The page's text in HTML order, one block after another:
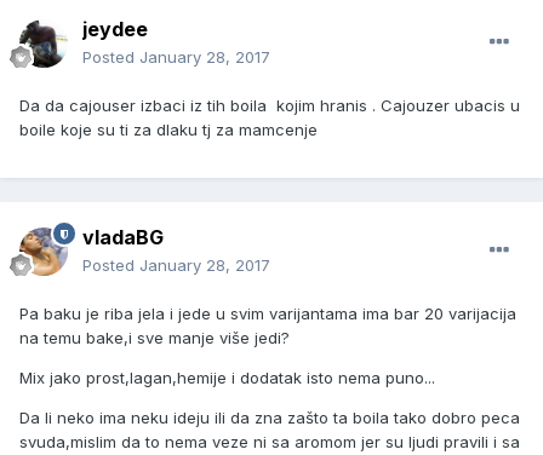
jeydee
Posted January 28, 2017
Da da cajouser izbaci iz tih boila kojim hranis . Cajouzer ubacis u
boile koje su ti za dlaku tj za mamcenje
vladaBG
Posted January 28, 2017
Pa baku je riba jela i jede u svim varijantama ima bar 20 varijacija
na temu bake,i sve manje više jedi?
Mix jako prost,lagan,hemije i dodatak isto nema puno...
Da li neko ima neku ideju ili da zna zašto ta boila tako dobro peca
svuda,mislim da to nema veze ni sa aromom jer su ljudi pravili i sa